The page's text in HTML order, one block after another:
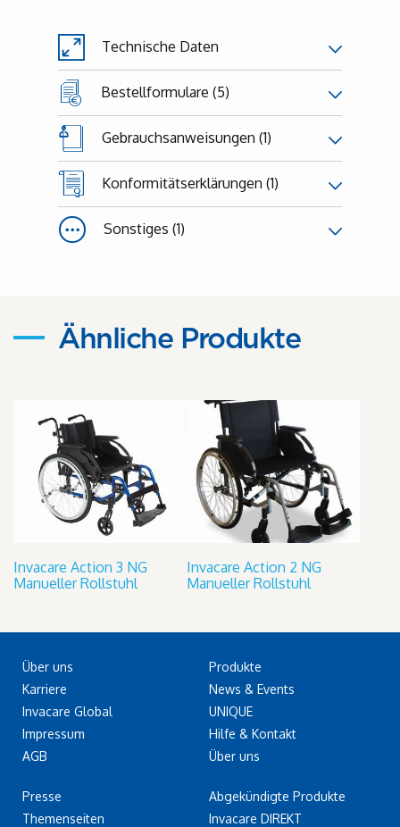
Technische Daten
Bestellformulare (5)
Gebrauchsanweisungen (1)
Konformitätserklärungen (1)
Sonstiges (1)
Ähnliche Produkte
Invacare Action 3 NG
Manueller Rollstuhl
Invacare Action 2 NG
Manueller Rollstuhl
Über uns
Karriere
Invacare Global
Impressum
AGB
Presse
Themenseiten
Produkte
News & Events
UNIQUE
Hilfe & Kontakt
Über uns
Abgekündigte Produkte
Invacare DIREKT